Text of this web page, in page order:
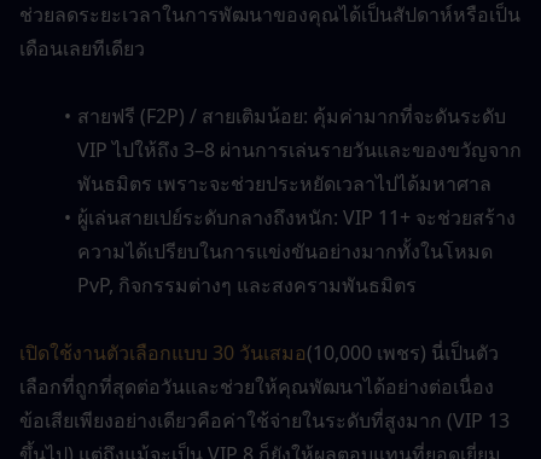
ช่วยลดระยะเวลาในการพัฒนาของคุณได้เป็นสัปดาห์หรือเป็น
เดือนเลยทีเดียว
สายฟรี (F2P) / สายเติมน้อย: คุ้มค่ามากที่จะดันระดับ
VIP ไปให้ถึง 3–8 ผ่านการเล่นรายวันและของขวัญจาก
พันธมิตร เพราะจะช่วยประหยัดเวลาไปได้มหาศาล
ผู้เล่นสายเปย์ระดับกลางถึงหนัก: VIP 11+ จะช่วยสร้าง
ความได้เปรียบในการแข่งขันอย่างมากทั้งในโหมด
PvP, กิจกรรมต่างๆ และสงครามพันธมิตร
เปิดใช้งานตัวเลือกแบบ 30 วันเสมอ(10,000 เพชร) นี่เป็นตัว
เลือกที่ถูกที่สุดต่อวันและช่วยให้คุณพัฒนาได้อย่างต่อเนื่อง
ข้อเสียเพียงอย่างเดียวคือค่าใช้จ่ายในระดับที่สูงมาก (VIP 13